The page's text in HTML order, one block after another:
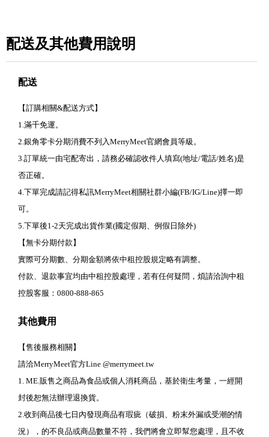
配送及其他費用說明
配送
【訂購相關&配送方式】
1.滿千免運。
2.銀角零卡分期消費不列入MerryMeet官網會員等級。
3.訂單統一由宅配寄出，請務必確認收件人填寫(地址/電話/姓名)是
否正確。
4.下單完成請記得私訊MerryMeet相關社群小編(FB/IG/Line)擇一即
可。
5.下單後1-2天完成出貨作業(國定假期、例假日除外)
【無卡分期付款】
實際可分期數、分期金額將依中租控股規定略有調整。
付款、退款事宜均由中租控股處理，若有任何疑問，煩請洽詢中租
控股客服：0800-888-865
其他費用
【售後服務相關】
請洽MerryMeet官方Line @merrymeet.tw
1. ME.販售之商品為食品或個人消耗商品，基於衛生考量，一經開
封後恕無法辦理退換貨。
2.收到商品後七日內發現商品有瑕疵（破損、粉末外漏或受潮的情
況），的不良品或商品數量不符，我們將會立即幫您處理，且不收